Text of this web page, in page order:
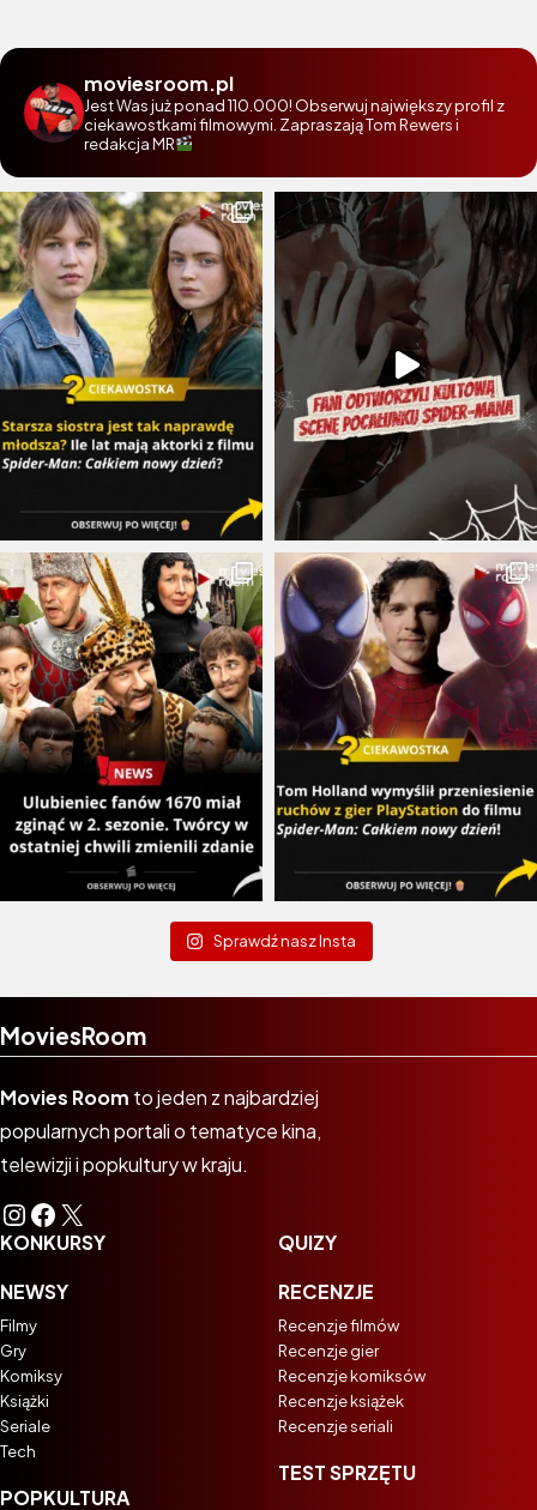
moviesroom.pl
Jest Was już ponad 110.000! Obserwuj największy profil z
ciekawostkami filmowymi. Zapraszają Tom Rewers i
redakcja MR
Sprawdź nasz Insta
MoviesRoom
Movies Room to jeden z najbardziej
popularnych portali o tematyce kina,
telewizji i popkultury w kraju.
Instagram
Facebook
X
KONKURSY
NEWSY
Filmy
Gry
Komiksy
Książki
Seriale
Tech
POPKULTURA
QUIZY
RECENZJE
Recenzje filmów
Recenzje gier
Recenzje komiksów
Recenzje książek
Recenzje seriali
TEST SPRZĘTU